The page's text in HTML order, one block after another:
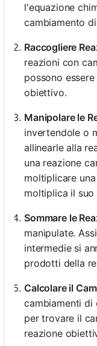
l'equazione
cambiamento
Raccogliere
reazioni con
possono
obiettivo.
Manipolare le
invertendole o
allinearle alla
una reazione
moltiplicare
moltiplica il suo
Sommare le
manipulate.
intermedie si
prodotti della
Calcolare il
cambiamenti di
per trovare il
reazione